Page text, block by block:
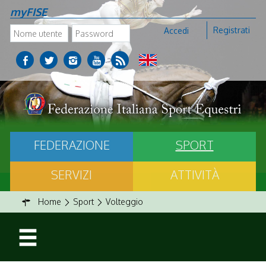
myFISE
Accedi Registrati
FEDERAZIONE
SPORT
SERVIZI
ATTIVITÀ
Home Sport Volteggio